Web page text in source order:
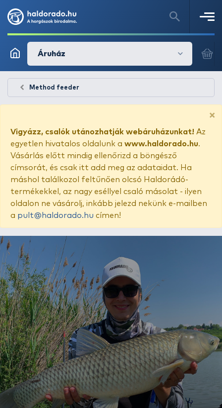
Áruház
Method feeder
×
Vigyázz, csalók utánozhatják webáruházunkat! Az
egyetlen hivatalos oldalunk a www.haldorado.hu.
Vásárlás előtt mindig ellenőrizd a böngésző
címsorát, és csak itt add meg az adataidat. Ha
máshol találkozol feltűnően olcsó Haldorádó-
termékekkel, az nagy eséllyel csaló másolat - ilyen
oldalon ne vásárolj, inkább jelezd nekünk e-mailben
a pult@haldorado.hu címen!